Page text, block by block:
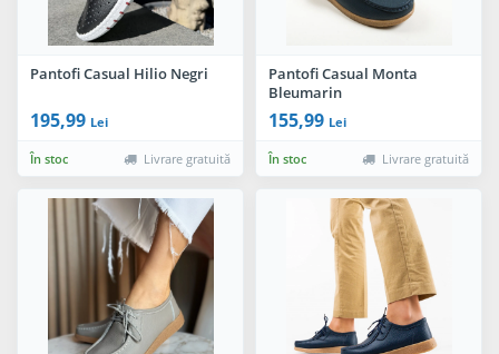
Pantofi Casual Hilio Negri
195,99 Lei
În stoc Livrare gratuită
Pantofi Casual Monta
Bleumarin
155,99 Lei
În stoc Livrare gratuită